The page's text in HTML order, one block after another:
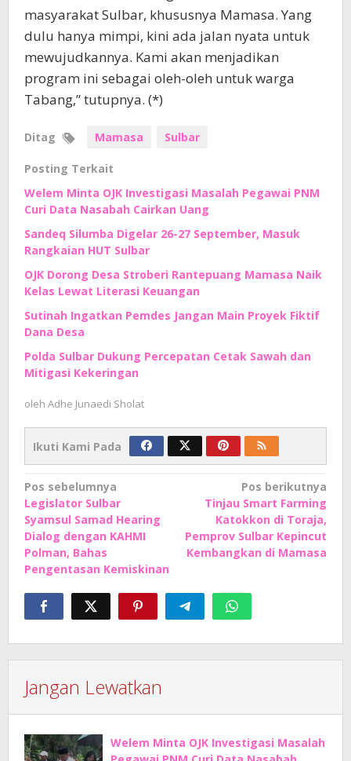
masyarakat Sulbar, khususnya Mamasa. Yang
dulu hanya mimpi, kini ada jalan nyata untuk
mewujudkannya. Kami akan menjadikan
program ini sebagai oleh-oleh untuk warga
Tabang,” tutupnya. (*)
Ditag Mamasa Sulbar
Posting Terkait
Welem Minta OJK Investigasi Masalah Pegawai PNM
Curi Data Nasabah Cairkan Uang
Sandeq Silumba Digelar 26-27 September, Masuk
Rangkaian HUT Sulbar
OJK Dorong Desa Stroberi Rantepuang Mamasa Naik
Kelas Lewat Literasi Keuangan
Sutinah Ingatkan Pemdes Jangan Main Proyek Fiktif
Dana Desa
Polda Sulbar Dukung Percepatan Cetak Sawah dan
Mitigasi Kekeringan
oleh Adhe Junaedi Sholat
Ikuti Kami Pada
Navigasi
pos
Pos sebelumnya
Legislator Sulbar
Syamsul Samad Hearing
Dialog dengan KAHMI
Polman, Bahas
Pengentasan Kemiskinan
Pos berikutnya
Tinjau Smart Farming
Katokkon di Toraja,
Pemprov Sulbar Kepincut
Kembangkan di Mamasa
Jangan Lewatkan
Welem Minta OJK Investigasi Masalah